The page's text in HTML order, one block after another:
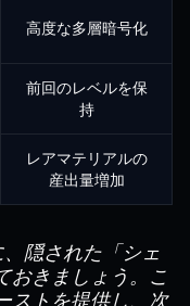
高度な多層暗号化
前回のレベルを保
持
レアマテリアルの
産出量増加
隠された「シェ
おきましょう。こ
ストを提供し、次